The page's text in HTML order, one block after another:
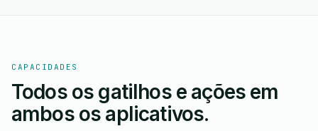
CAPACIDADES
Todos os gatilhos e ações em
ambos os aplicativos.